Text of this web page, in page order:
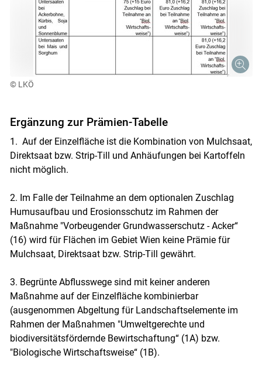
© LKÖ
Ergänzung zur Prämien-Tabelle
1. Auf der Einzelfläche ist die Kombination von Mulchsaat,
Direktsaat bzw. Strip-Till und Anhäufungen bei Kartoffeln
nicht möglich.
2. Im Falle der Teilnahme an dem optionalen Zuschlag
Humusaufbau und Erosionsschutz im Rahmen der
Maßnahme "Vorbeugender Grundwasserschutz - Acker“
(16) wird für Flächen im Gebiet Wien keine Prämie für
Mulchsaat, Direktsaat bzw. Strip-Till gewährt.
3. Begrünte Abflusswege sind mit keiner anderen
Maßnahme auf der Einzelfläche kombinierbar
(ausgenommen Abgeltung für Landschaftselemente im
Rahmen der Maßnahmen "Umweltgerechte und
biodiversitätsfördernde Bewirtschaftung“ (1A) bzw.
"Biologische Wirtschaftsweise“ (1B).